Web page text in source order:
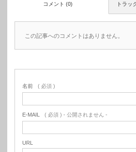
トラッ
コメント (0)
この記事へのコメントはありません。
名前 ( 必須 )
E-MAIL ( 必須 ) - 公開されません -
URL